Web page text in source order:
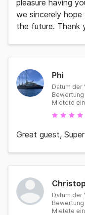
pleasure having
we sincerely
the future. Thank
Phi
Datum der
Bewertung
Mietete
Great guest,
Datum der
Bewertung
Mietete ein